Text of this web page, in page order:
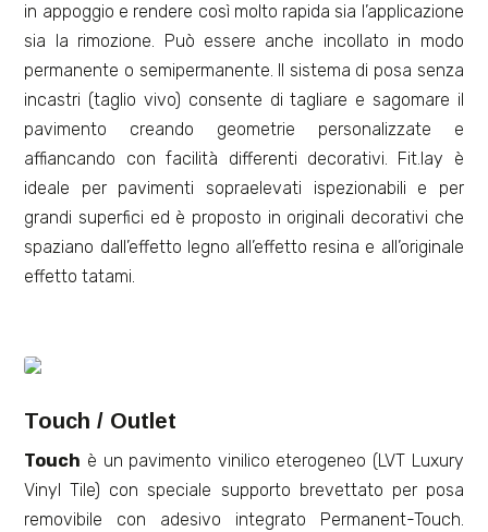
in appoggio e rendere così molto rapida sia l’applicazione
sia la rimozione. Può essere anche incollato in modo
permanente o semipermanente. Il sistema di posa senza
incastri (taglio vivo) consente di tagliare e sagomare il
pavimento creando geometrie personalizzate e
affiancando con facilità differenti decorativi. Fit.lay è
ideale per pavimenti sopraelevati ispezionabili e per
grandi superfici ed è proposto in originali decorativi che
spaziano dall’effetto legno all’effetto resina e all’originale
effetto tatami.
Touch / Outlet
Touch è un pavimento vinilico eterogeneo (LVT Luxury
Vinyl Tile) con speciale supporto brevettato per posa
removibile con adesivo integrato Permanent-Touch.